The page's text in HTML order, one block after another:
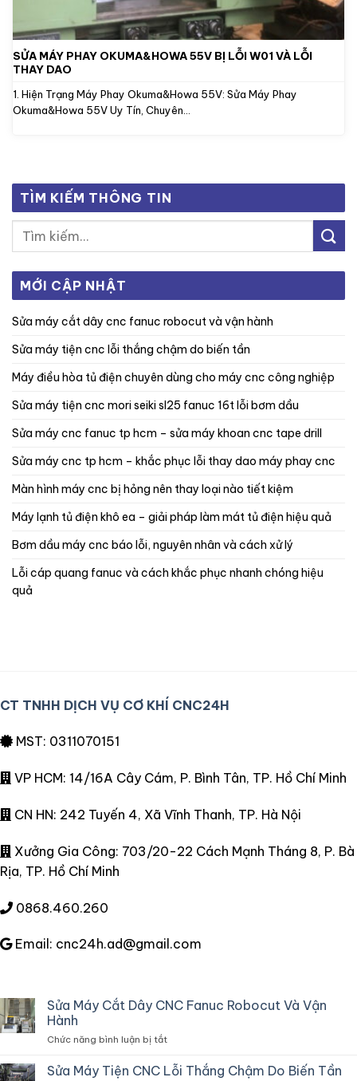
SỬA MÁY PHAY OKUMA&HOWA 55V BỊ LỖI W01 VÀ LỖI
THAY DAO
1. Hiện Trạng Máy Phay Okuma&Howa 55V: Sửa Máy Phay
Okuma&Howa 55V Uy Tín, Chuyên...
TÌM KIẾM THÔNG TIN
MỚI CẬP NHẬT
sửa máy cắt dây cnc fanuc robocut và vận hành
sửa máy tiện cnc lỗi thắng chậm do biến tần
máy điều hòa tủ điện chuyên dùng cho máy cnc công nghiệp
sửa máy tiện cnc mori seiki sl25 fanuc 16t lỗi bơm dầu
sửa máy cnc fanuc tp hcm – sửa máy khoan cnc tape drill
sửa máy cnc tp hcm – khắc phục lỗi thay dao máy phay cnc
màn hình máy cnc bị hỏng nên thay loại nào tiết kiệm
máy lạnh tủ điện khô ea – giải pháp làm mát tủ điện hiệu quả
bơm dầu máy cnc báo lỗi, nguyên nhân và cách xử lý
lỗi cáp quang fanuc và cách khắc phục nhanh chóng hiệu
quả
CT TNHH DỊCH VỤ CƠ KHÍ CNC24H
MST: 0311070151
VP HCM: 14/16A Cây Cám, P. Bình Tân, TP. Hồ Chí Minh
CN HN: 242 Tuyến 4, Xã Vĩnh Thanh, TP. Hà Nội
Xưởng Gia Công: 703/20-22 Cách Mạnh Tháng 8, P. Bà
Rịa, TP. Hồ Chí Minh
0868.460.260
Email: cnc24h.ad@gmail.com
Sửa Máy Cắt Dây CNC Fanuc Robocut Và Vận
Hành
Chức năng bình luận bị tắtở
Máy
Sửa Máy Tiện CNC Lỗi Thắng Chậm Do Biến Tần